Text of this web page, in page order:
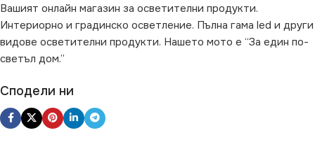
Вашият онлайн магазин за осветителни продукти.
Интериорно и градинско осветление. Пълна гама led и други
видове осветителни продукти. Нашето мото е “За един по-
светъл дом.”
Сподели ни